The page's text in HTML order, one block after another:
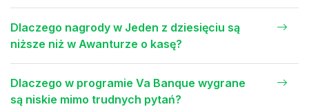
Dlaczego nagrody w Jeden z dziesięciu są
niższe niż w Awanturze o kasę?
Dlaczego w programie Va Banque wygrane
są niskie mimo trudnych pytań?